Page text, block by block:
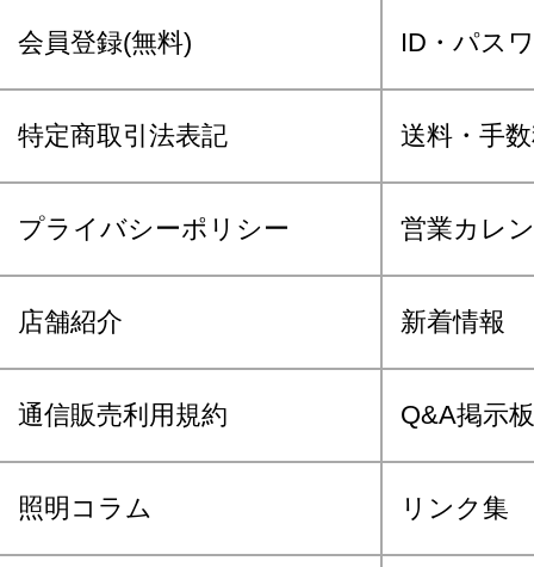
会員登録(無料) ID・パス
特定商取引法表記 送料・手
プライバシーポリシー 営業カレ
店舗紹介 新着情報
通信販売利用規約 Q&A掲示板
照明コラム リンク集